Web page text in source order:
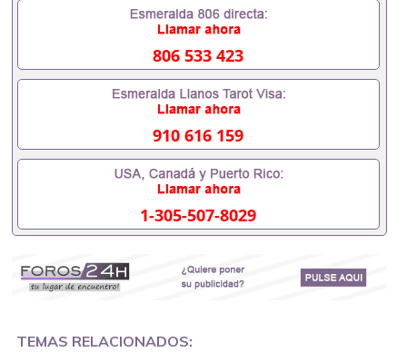
OFFER，在读证明，学生卡等留学相关材料（申请学
校、转学，甚至是申请工签都可以用到）。 注：上述
专业，学位，毕业时间都可以根据客户要求安排。 国
内找工作假的毕业证可以用吗551190476假的毕业证
成绩单可以办学历认证吗551190476要定居国外需要
办理什么材料551190476入职事业单位/国企假的毕业
证会查吗551190476入职国企/事业单位需要些什么材
料551190476办理假毕业证在国内能用吗, 挂科拿不到
毕业证怎么办, 毕业证丢了怎么办, 没有正常毕业怎么
办理毕业证,没毕业可以办学历认证吗,您是否因为中
途辍学、挂科而没有正常毕业551190476您是否因为
递交材料不齐而被拒之门外551190476您是否因没正
常毕业而导致回国得不到教育部认证在校挂科了不想
有文凭怎么办,怎么办理本科/研究生文凭551190476
如何办理本科/硕士毕业证551190476网上买文凭可靠
作吗551190476怎么办理 外假毕业证551190476哪里
806 533 423
910 616 159
1-305-507-8029
TEMAS RELACIONADOS: